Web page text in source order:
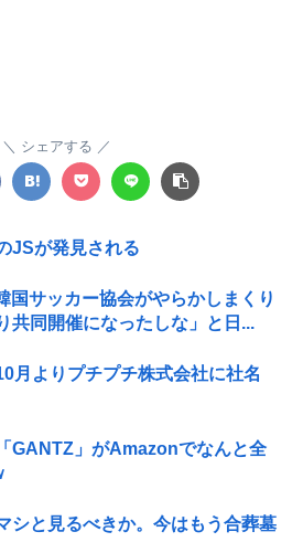
シェアする
JSが発見される
国サッカー協会がやらかしまくり
共同開催になったしな」と日...
月よりプチプチ株式会社に社名
GANTZ」がAmazonでなんと全
シと見るべきか。今はもう合葬墓